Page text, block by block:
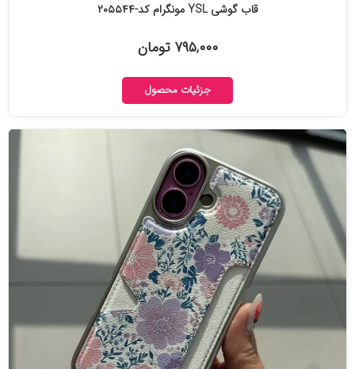
قاب گوشی YSL مونگرام کد-۲۰۵۵۴۴
۷۹۵,۰۰۰ تومان
جزئیات محصول